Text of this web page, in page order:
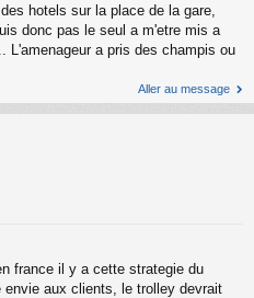
hotels sur la place de la gare,
donc pas le seul a m'etre mis a
L'amenageur a pris des champis ou
Aller au message
france il y a cette strategie du
envie aux clients, le trolley devrait